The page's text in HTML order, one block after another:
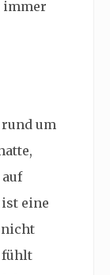
immer
um
eine
nicht
fühlt